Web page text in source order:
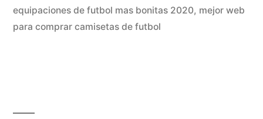
equipaciones de futbol mas bonitas 2020, mejor web
para comprar camisetas de futbol